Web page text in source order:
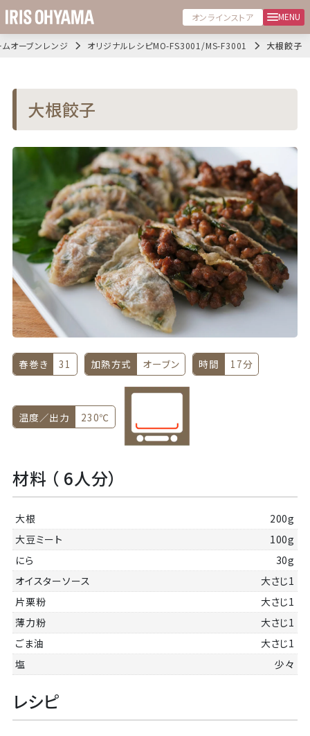
オンラインストア MENU
オーブンレンジ オリジナルレシピMO-FS3001/MS-F3001 大根餃子
大根餃子
春巻き 31 加熱方式 オーブン 時間 17分
温度／出力 230℃
材料 （ 6人分）
大根
200g
大豆ミート
100g
にら
30g
オイスターソース
大さじ1
片栗粉
大さじ1
薄力粉
大さじ1
ごま油
大さじ1
塩
少々
レシピ